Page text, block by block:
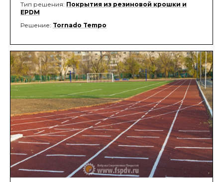
Тип решения: Покрытия из резиновой крошки и
EPDM
Решение: Tornado Tempo